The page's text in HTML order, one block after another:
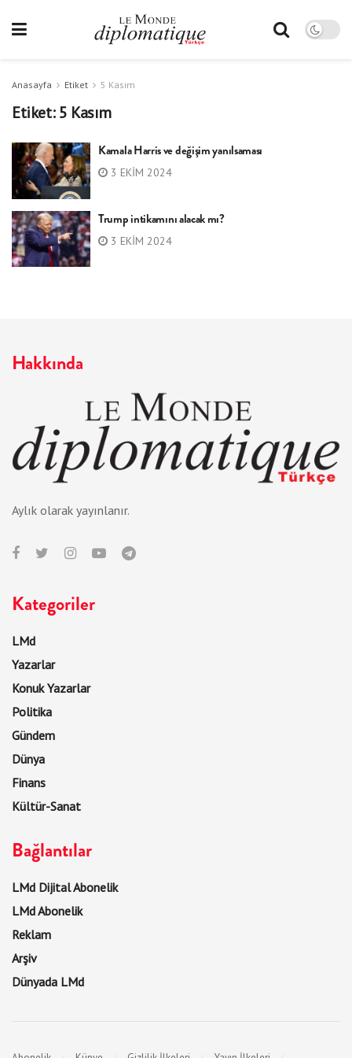
Anasayfa Etiket 5 Kasım
Etiket:5 Kasım
Kamala Harris ve değişim yanılsaması
3 EKIM 2024
Trump intikamını alacak mı?
3 EKIM 2024
Hakkında
Aylık olarak yayınlanır.
Kategoriler
LMd
Yazarlar
Konuk Yazarlar
Politika
Gündem
Dünya
Finans
Kültür-Sanat
Bağlantılar
LMd Dijital Abonelik
LMd Abonelik
Reklam
Arşiv
Dünyada LMd